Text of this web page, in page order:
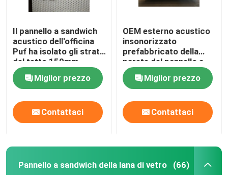
Il pannello a sandwich
acustico dell'officina
Puf ha isolato gli strati
del tetto 150mm
Miglior prezzo
Contattaci
OEM esterno acustico
insonorizzato
prefabbricato della
parete del pannello a
sandwich
Miglior prezzo
Contattaci
Pannello a sandwich della lana di vetro (66)